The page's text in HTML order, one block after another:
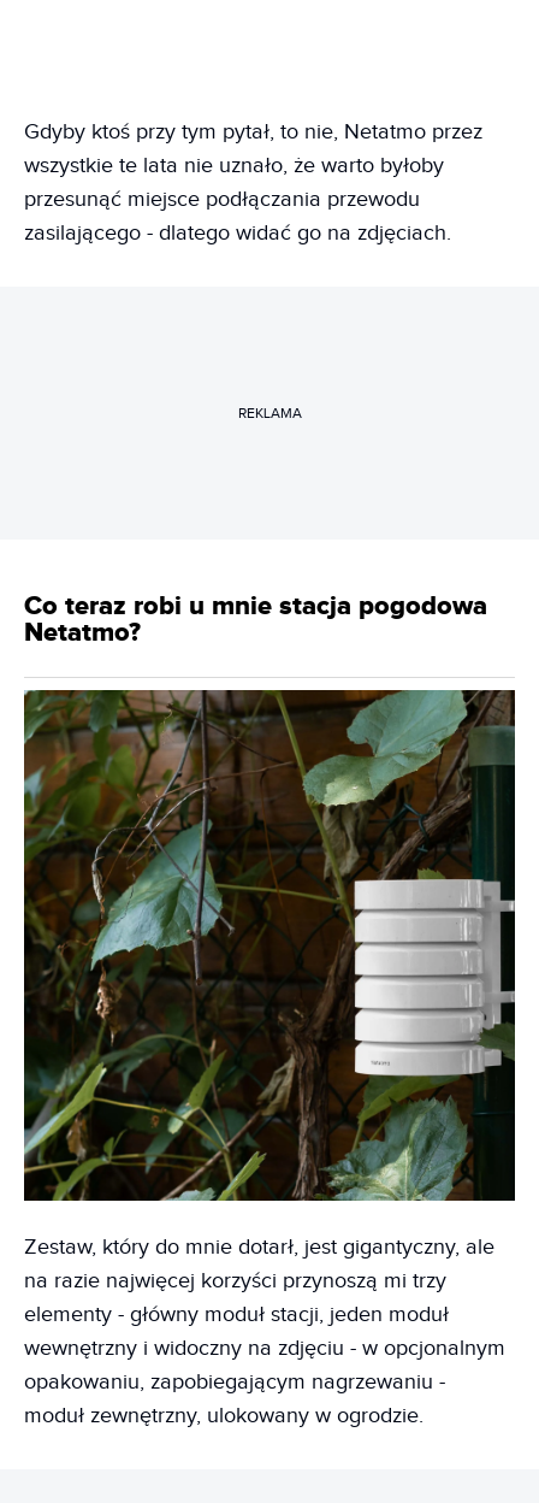
Gdyby ktoś przy tym pytał, to nie, Netatmo przez
wszystkie te lata nie uznało, że warto byłoby
przesunąć miejsce podłączania przewodu
zasilającego - dlatego widać go na zdjęciach.
REKLAMA
Co teraz robi u mnie stacja pogodowa
Netatmo?
Zestaw, który do mnie dotarł, jest gigantyczny, ale
na razie najwięcej korzyści przynoszą mi trzy
elementy - główny moduł stacji, jeden moduł
wewnętrzny i widoczny na zdjęciu - w opcjonalnym
opakowaniu, zapobiegającym nagrzewaniu -
moduł zewnętrzny, ulokowany w ogrodzie.